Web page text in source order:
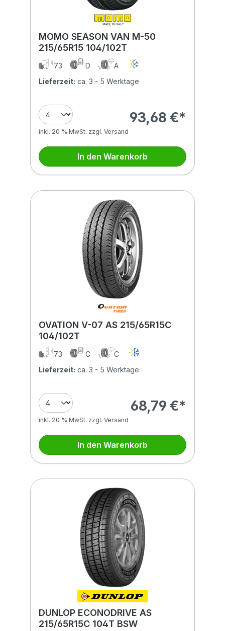
MOMO SEASON VAN M-50
215/65R15 104/102T
73 D
A
Lieferzeit: ca. 3 - 5 Werktage
93,68 €*
inkl. 20 % MwSt. zzgl. Versand
In den Warenkorb
OVATION V-07 AS 215/65R15C
104/102T
73 C
C
Lieferzeit: ca. 3 - 5 Werktage
68,79 €*
inkl. 20 % MwSt. zzgl. Versand
In den Warenkorb
DUNLOP ECONODRIVE AS
215/65R15C 104T BSW